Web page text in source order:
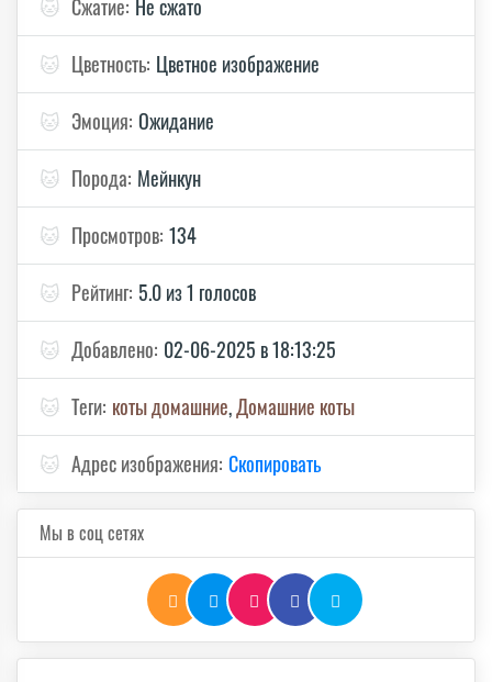
🐱 Сжатие: Не сжато
🐱 Цветность: Цветное изображение
🐱 Эмоция: Ожидание
🐱 Порода: Мейнкун
🐱 Просмотров: 134
🐱 Рейтинг: 5.0 из 1 голосов
🐱 Добавлено: 02-06-2025 в 18:13:25
🐱 Теги: коты домашние,Домашние коты
🐱 Адрес изображения: Скопировать
Мы в соц сетях